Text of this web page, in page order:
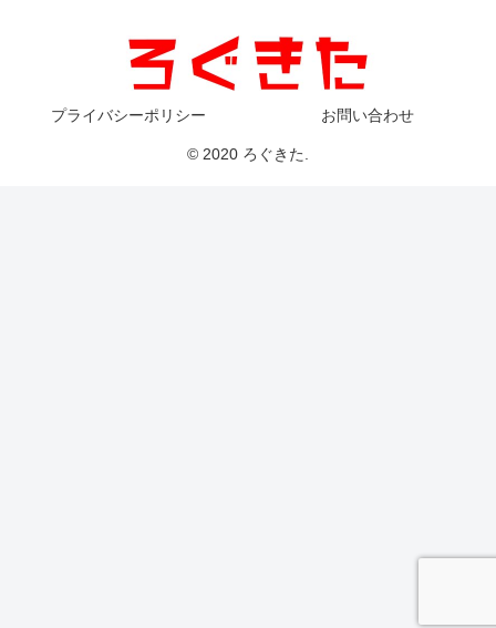
プライバシーポリシー お問い合わせ
© 2020 ろぐきた.